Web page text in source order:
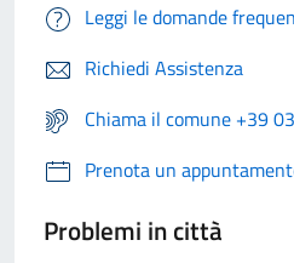
Leggi le domande
Richiedi Assistenza
Chiama il comune +39
Prenota un
Problemi in città